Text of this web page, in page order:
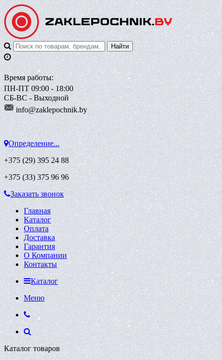
Время работы:
ПН-ПТ 09:00 - 18:00
СБ-ВС - Выходной
info@zaklepochnik.by
Определение...
+375 (29)395 24 88
+375 (33)375 96 96
Заказать звонок
Главная
Каталог
Оплата
Доставка
Гарантия
О Компании
Контакты
Каталог
Меню
Каталог товаров